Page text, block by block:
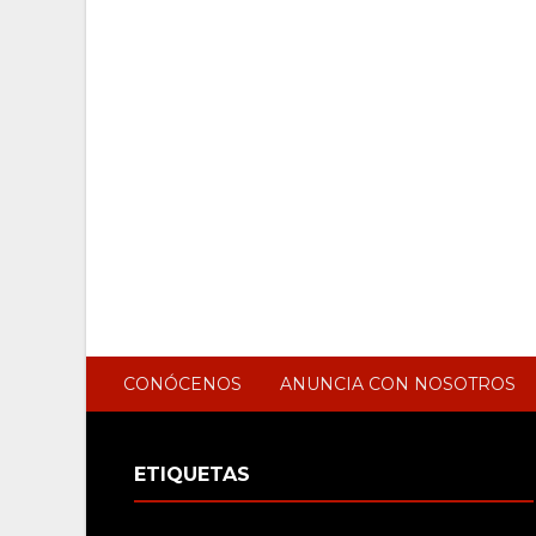
CONÓCENOS ANUNCIA CON NOSOTROS
ETIQUETAS